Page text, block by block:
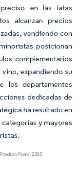
en las latas
alcanzan precios
vendiendo con
posicionan
complementarios
expandiendo su
los departamentos
dedicadas de
ha resultado en
categorías y mayores